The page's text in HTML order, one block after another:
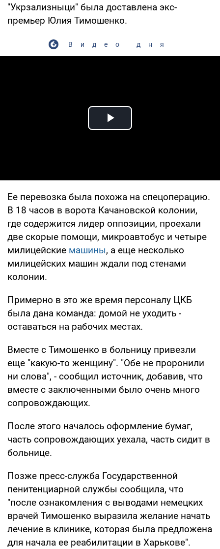
"Укрзализныци" была доставлена экс-
премьер Юлия Тимошенко.
Видео дня
Play Video
Ее перевозка была похожа на спецоперацию.
В 18 часов в ворота Качановской колонии,
где содержится лидер оппозиции, проехали
две скорые помощи, микроавтобус и четыре
милицейские машины, а еще несколько
милицейских машин ждали под стенами
колонии.
Примерно в это же время персоналу ЦКБ
была дана команда: домой не уходить -
оставаться на рабочих местах.
Вместе с Тимошенко в больницу привезли
еще "какую-то женщину". "Обе не проронили
ни слова", - сообщил источник, добавив, что
вместе с заключенными было очень много
сопровождающих.
После этого началось оформление бумаг,
часть сопровождающих уехала, часть сидит в
больнице.
Позже пресс-служба Государственной
пенитенциарной службы сообщила, что
"после ознакомления с выводами немецких
врачей Тимошенко выразила желание начать
лечение в клинике, которая была предложена
для начала ее реабилитации в Харькове".